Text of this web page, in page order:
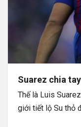
Suarez chia
Thế là Luis
giới tiết lộ Su thỏ